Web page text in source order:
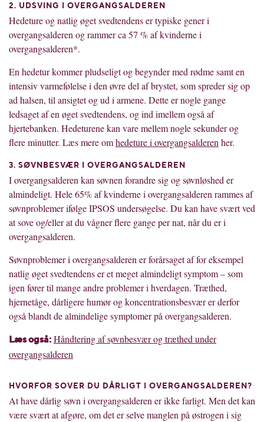
2. UDSVING I OVERGANGSALDEREN
Hedeture og natlig øget svedtendens er typiske gener i
overgangsalderen og rammer ca 57 % af kvinderne i
overgangsalderen*.
En hedetur kommer pludseligt og begynder med rødme samt en
intensiv varmefølelse i den øvre del af brystet, som spreder sig op
ad halsen, til ansigtet og ud i armene. Dette er nogle gange
ledsaget af en øget svedtendens, og ind imellem også af
hjertebanken. Hedeturene kan vare mellem nogle sekunder og
flere minutter. Læs mere omhedeture i overgangsalderenher.
3. SØVNBESVÆR I OVERGANGSALDEREN
I overgangsalderen kan søvnen forandre sig og søvnløshed er
almindeligt. Hele 65% af kvinderne i overgangsalderen rammes af
søvnproblemer ifølge IPSOS undersøgelse. Du kan have svært ved
at sove og/eller at du vågner flere gange per nat, når du er i
overgangsalderen.
Søvnproblemer i overgangsalderen er forårsaget af for eksempel
natlig øget svedtendens er et meget almindeligt symptom – som
igen fører til mange andre problemer i hverdagen. Træthed,
hjernetåge, dårligere humør og koncentrationsbesvær er derfor
også blandt de almindelige symptomer på overgangsalderen.
Læs også: Håndtering af søvnbesvær og træthed under
overgangsalderen
HVORFOR SOVER DU DÅRLIGT I OVERGANGSALDEREN?
At have dårlig søvn i overgangsalderen er ikke farligt. Men det kan
være svært at afgøre, om det er selve manglen på østrogen i sig